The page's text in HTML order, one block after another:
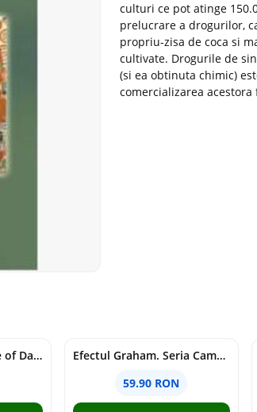
culturi ce pot atinge
prelucrare a drogurilor,
propriu-zisa de coca si
cultivate. Drogurile de
(si ea obtinuta chimic)
comercializarea
Voracious. Seria Edge of Darkness Vol.2
Efectul Graham. Seria Campus Diaries Vol.1
59.90 RON